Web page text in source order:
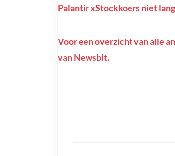
Palantir xStockkoers niet
Voor een overzicht van alle
van Newsbit.